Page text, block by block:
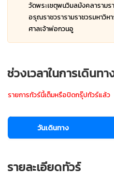
วัดพระเชตุพนวิมลมังคลารามร
อรุณราชวรารามราชวรมหาวิ
ศาลเจ้าพ่อกวนอู
ช่วงเวลาในการเดินทา
รายการทัวร์นี้เต็มหรือปิดกรุ๊ปทัวร์แล้ว
วันเดินทาง
รายละเอียดทัวร์